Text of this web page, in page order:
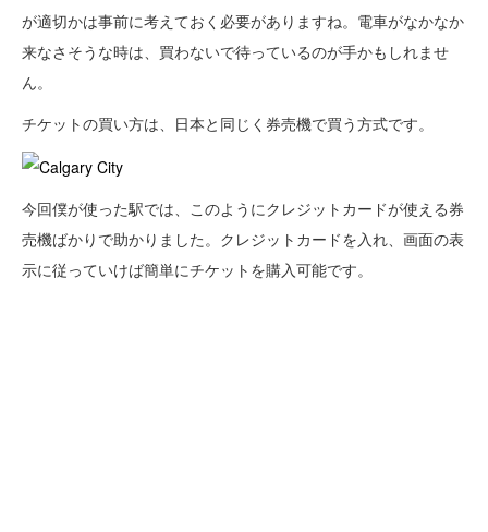
が適切かは事前に考えておく必要がありますね。電車がなかなか
来なさそうな時は、買わないで待っているのが手かもしれませ
ん。
チケットの買い方は、日本と同じく券売機で買う方式です。
今回僕が使った駅では、このようにクレジットカードが使える券
売機ばかりで助かりました。クレジットカードを入れ、画面の表
示に従っていけば簡単にチケットを購入可能です。